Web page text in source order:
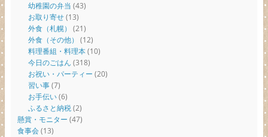
幼稚園の弁当 (43)
お取り寄せ(13)
外食（札幌） (21)
外食（その他） (12)
料理番組・料理本(10)
今日のごはん (318)
お祝い・パーティー (20)
習い事(7)
お手伝い(6)
ふるさと納税(2)
懸賞・モニター (47)
食事会(13)